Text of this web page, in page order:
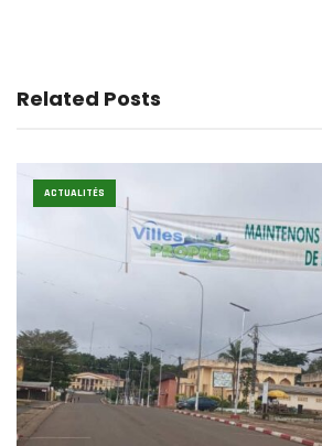
Related Posts
ACTUALITÉS